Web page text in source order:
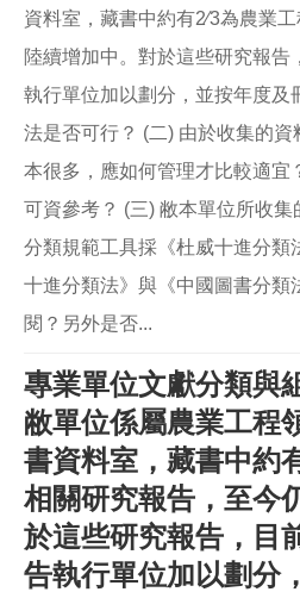
資料室，藏書中約有2∕3為農業
陸續增加中。對於這些研究報告
執行單位加以劃分，並按年度及
法是否可行？ (二) 由於收集的
本很多，應如何管理才比較適宜
可資參考？ (三) 敝本單位所收
分類規範工具採《杜威十進分類
十進分類法》與《中國圖書分類
閱？另外是否...
專業單位文獻分類與
敝單位係屬農業工程
書資料室，藏書中約
相關研究報告，至今
於這些研究報告，目
告執行單位加以劃分